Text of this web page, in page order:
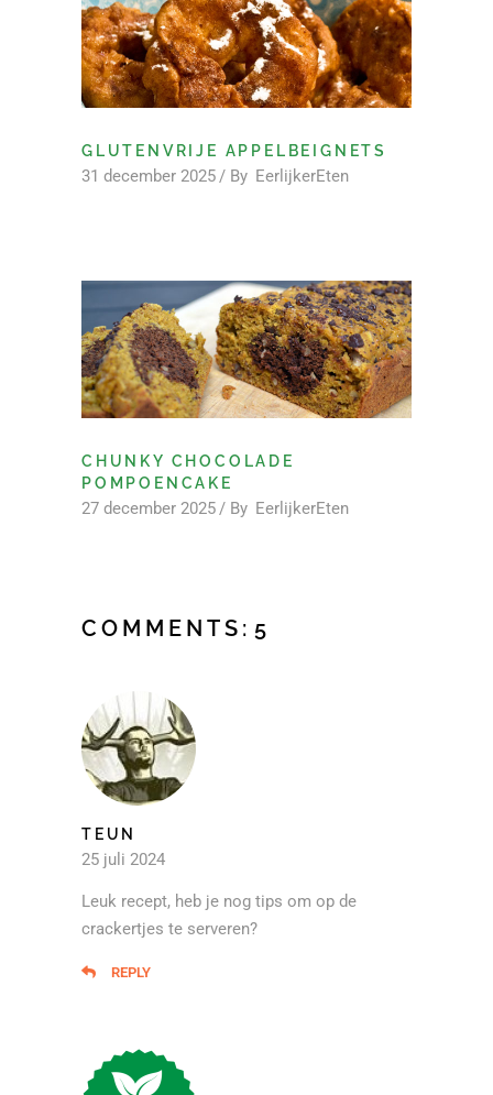
GLUTENVRIJE APPELBEIGNETS
31 december 2025 By EerlijkerEten
CHUNKY CHOCOLADE
POMPOENCAKE
27 december 2025 By EerlijkerEten
COMMENTS:5
TEUN
25 juli 2024
Leuk recept, heb je nog tips om op de
crackertjes te serveren?
REPLY